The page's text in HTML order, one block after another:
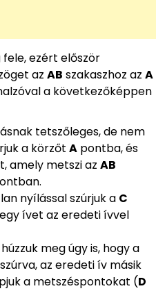
fele, ezért először
az AB szakaszhoz az A
a következőképpen
tetszőleges, de nem
a körzőt A pontba, és
amely metszi az AB
nyílással szúrjuk a C
ívet az eredeti ívvel
meg úgy is, hogy a
az eredeti ív másik
a metszéspontokat (D